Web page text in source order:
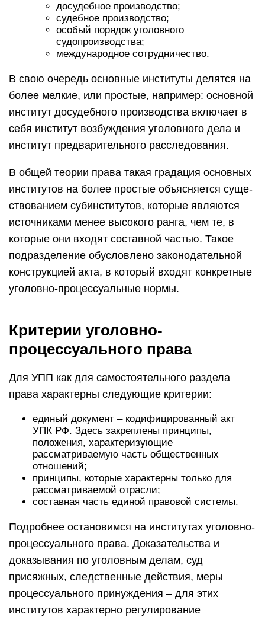
до­судебное производство;
судебное производство;
особый порядок уголовного
судопроизводства;
международное сотрудничество.
В свою очередь основные институты делятся на
более мелкие, или простые, например: основной
институт досудебного производства включает в
себя институт возбуждения уголовного дела и
институт предварительного расследования.
В общей теории права такая гра­дация основных
институтов на более простые объясняется суще­
ствованием субинститутов, которые являются
источниками менее высокого ранга, чем те, в
которые они входят составной частью. Такое
подразделение обусловлено законодательной
конструкци­ей акта, в который входят конкретные
уголовно-процессуальные нормы.
Критерии уголовно-
процессуального права
Для УПП как для самостоятельного раздела
права характерны следующие критерии:
единый документ – кодифицированный акт
УПК РФ. Здесь закреплены принципы,
положения, характеризующие
рассматриваемую часть общественных
отношений;
принципы, которые характерны только для
рассматриваемой отрасли;
составная часть единой правовой системы.
Подробнее остановимся на институтах уголовно-
процессуального права. Доказательства и
доказывания по уголовным делам, суд
присяжных, следственные действия, меры
процессуального принуждения – для этих
институтов характерно регулирование